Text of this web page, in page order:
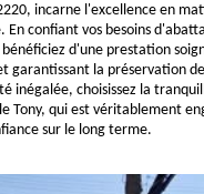
incarne l'excellence en
En confiant vos besoins
d'une prestation
garantissant la préservation
inégalée, choisissez la
Tony, qui est véritablement
sur le long terme.